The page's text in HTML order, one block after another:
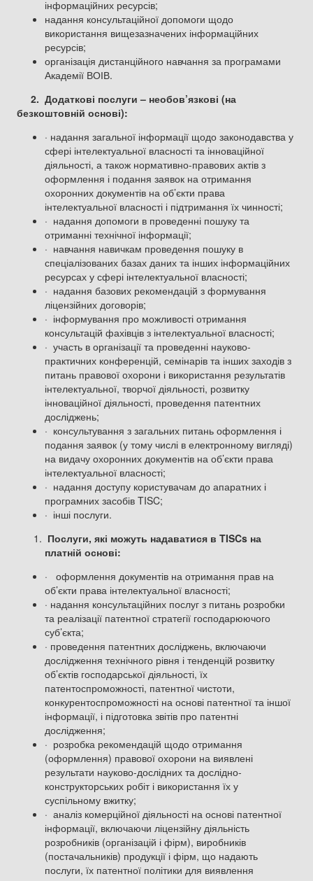
інформаційних ресурсів;
надання консультаційної допомоги щодо
використання вищезазначених інформаційних
ресурсів;
організація дистанційного навчання за програмами
Академії ВОІВ.
2. Додаткові послуги – необов’язкові (на
безкоштовній основі):
· надання загальної інформації щодо законодавства у
сфері інтелектуальної власності та інноваційної
діяльності, а також нормативно-правових актів з
оформлення і подання заявок на отримання
охоронних документів на об’єкти права
інтелектуальної власності і підтримання їх чинності;
· надання допомоги в проведенні пошуку та
отриманні технічної інформації;
· навчання навичкам проведення пошуку в
спеціалізованих базах даних та інших інформаційних
ресурсах у сфері інтелектуальної власності;
· надання базових рекомендацій з формування
ліцензійних договорів;
· інформування про можливості отримання
консультацій фахівців з інтелектуальної власності;
· участь в організації та проведенні науково-
практичних конференцій, семінарів та інших заходів з
питань правової охорони і використання результатів
інтелектуальної, творчої діяльності, розвитку
інноваційної діяльності, проведення патентних
досліджень;
· консультування з загальних питань оформлення і
подання заявок (у тому числі в електронному вигляді)
на видачу охоронних документів на об’єкти права
інтелектуальної власності;
· надання доступу користувачам до апаратних і
програмних засобів TISC;
· інші послуги.
Послуги, які можуть надаватися в TISCs на
платній основі:
· оформлення документів на отримання прав на
об’єкти права інтелектуальної власності;
· надання консультаційних послуг з питань розробки
та реалізації патентної стратегії господарюючого
суб’єкта;
· проведення патентних досліджень, включаючи
дослідження технічного рівня і тенденцій розвитку
об’єктів господарської діяльності, їх
патентоспроможності, патентної чистоти,
конкурентоспроможності на основі патентної та іншої
інформації, і підготовка звітів про патентні
дослідження;
· розробка рекомендацій щодо отримання
(оформлення) правової охорони на виявлені
результати науково-дослідних та дослідно-
конструкторських робіт і використання їх у
суспільному вжитку;
· аналіз комерційної діяльності на основі патентної
інформації, включаючи ліцензійну діяльність
розробників (організацій і фірм), виробників
(постачальників) продукції і фірм, що надають
послуги, їх патентної політики для виявлення